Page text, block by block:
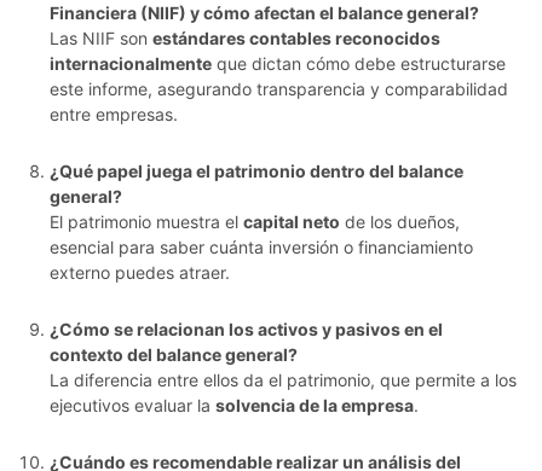
Financiera (NIIF) y cómo afectan el balance general?
Las NIIF son estándares contables reconocidos
internacionalmente que dictan cómo debe estructurarse
este informe, asegurando transparencia y comparabilidad
entre empresas.
¿Qué papel juega el patrimonio dentro del balance
general?
El patrimonio muestra el capital neto de los dueños,
esencial para saber cuánta inversión o financiamiento
externo puedes atraer.
¿Cómo se relacionan los activos y pasivos en el
contexto del balance general?
La diferencia entre ellos da el patrimonio, que permite a los
ejecutivos evaluar la solvencia de la empresa.
¿Cuándo es recomendable realizar un análisis del